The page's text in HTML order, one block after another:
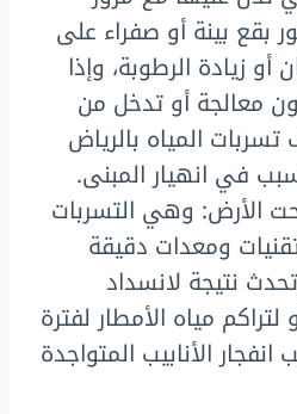
بقع بينة أو صفراء على
أو زيادة الرطوبة، وإذا
معالجة أو تدخل من
المياه بالرياض
في انهيار المبنى.
الأرض: وهي التسربات
ومعدات دقيقة
نتيجة لانسداد
مياه الأمطار لفترة
الأنابيب المتواجدة